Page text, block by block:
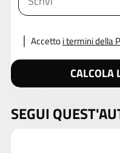
Accettoi termini della
CALCOLA
SEGUI